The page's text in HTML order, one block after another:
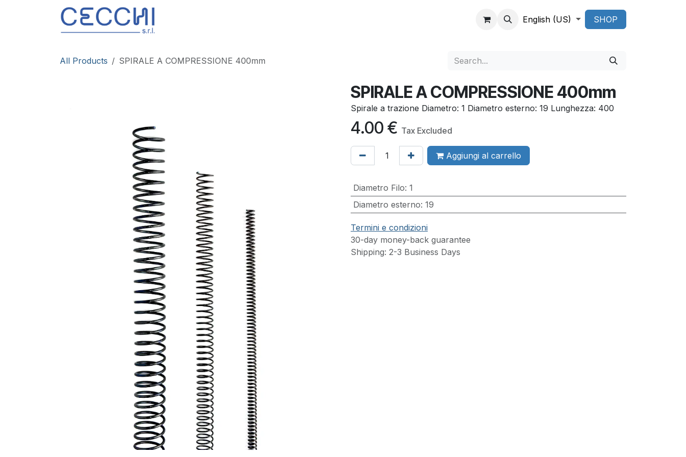
English (US) SHOP
All Products SPIRALE A COMPRESSIONE 400mm
SPIRALE A COMPRESSIONE 400mm
Spirale a trazione Diametro: 1 Diametro esterno: 19 Lunghezza: 400
4.00 € Tax Excluded
Aggiungi al carrello
Diametro Filo: 1
Diametro esterno: 19
Termini e condizioni
30-day money-back guarantee
Shipping: 2-3 Business Days